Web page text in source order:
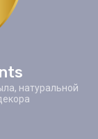
натуральной